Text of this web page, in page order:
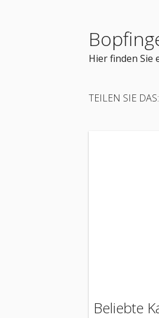
Hier finden Sie
TEILEN SIE DAS:
Beliebte